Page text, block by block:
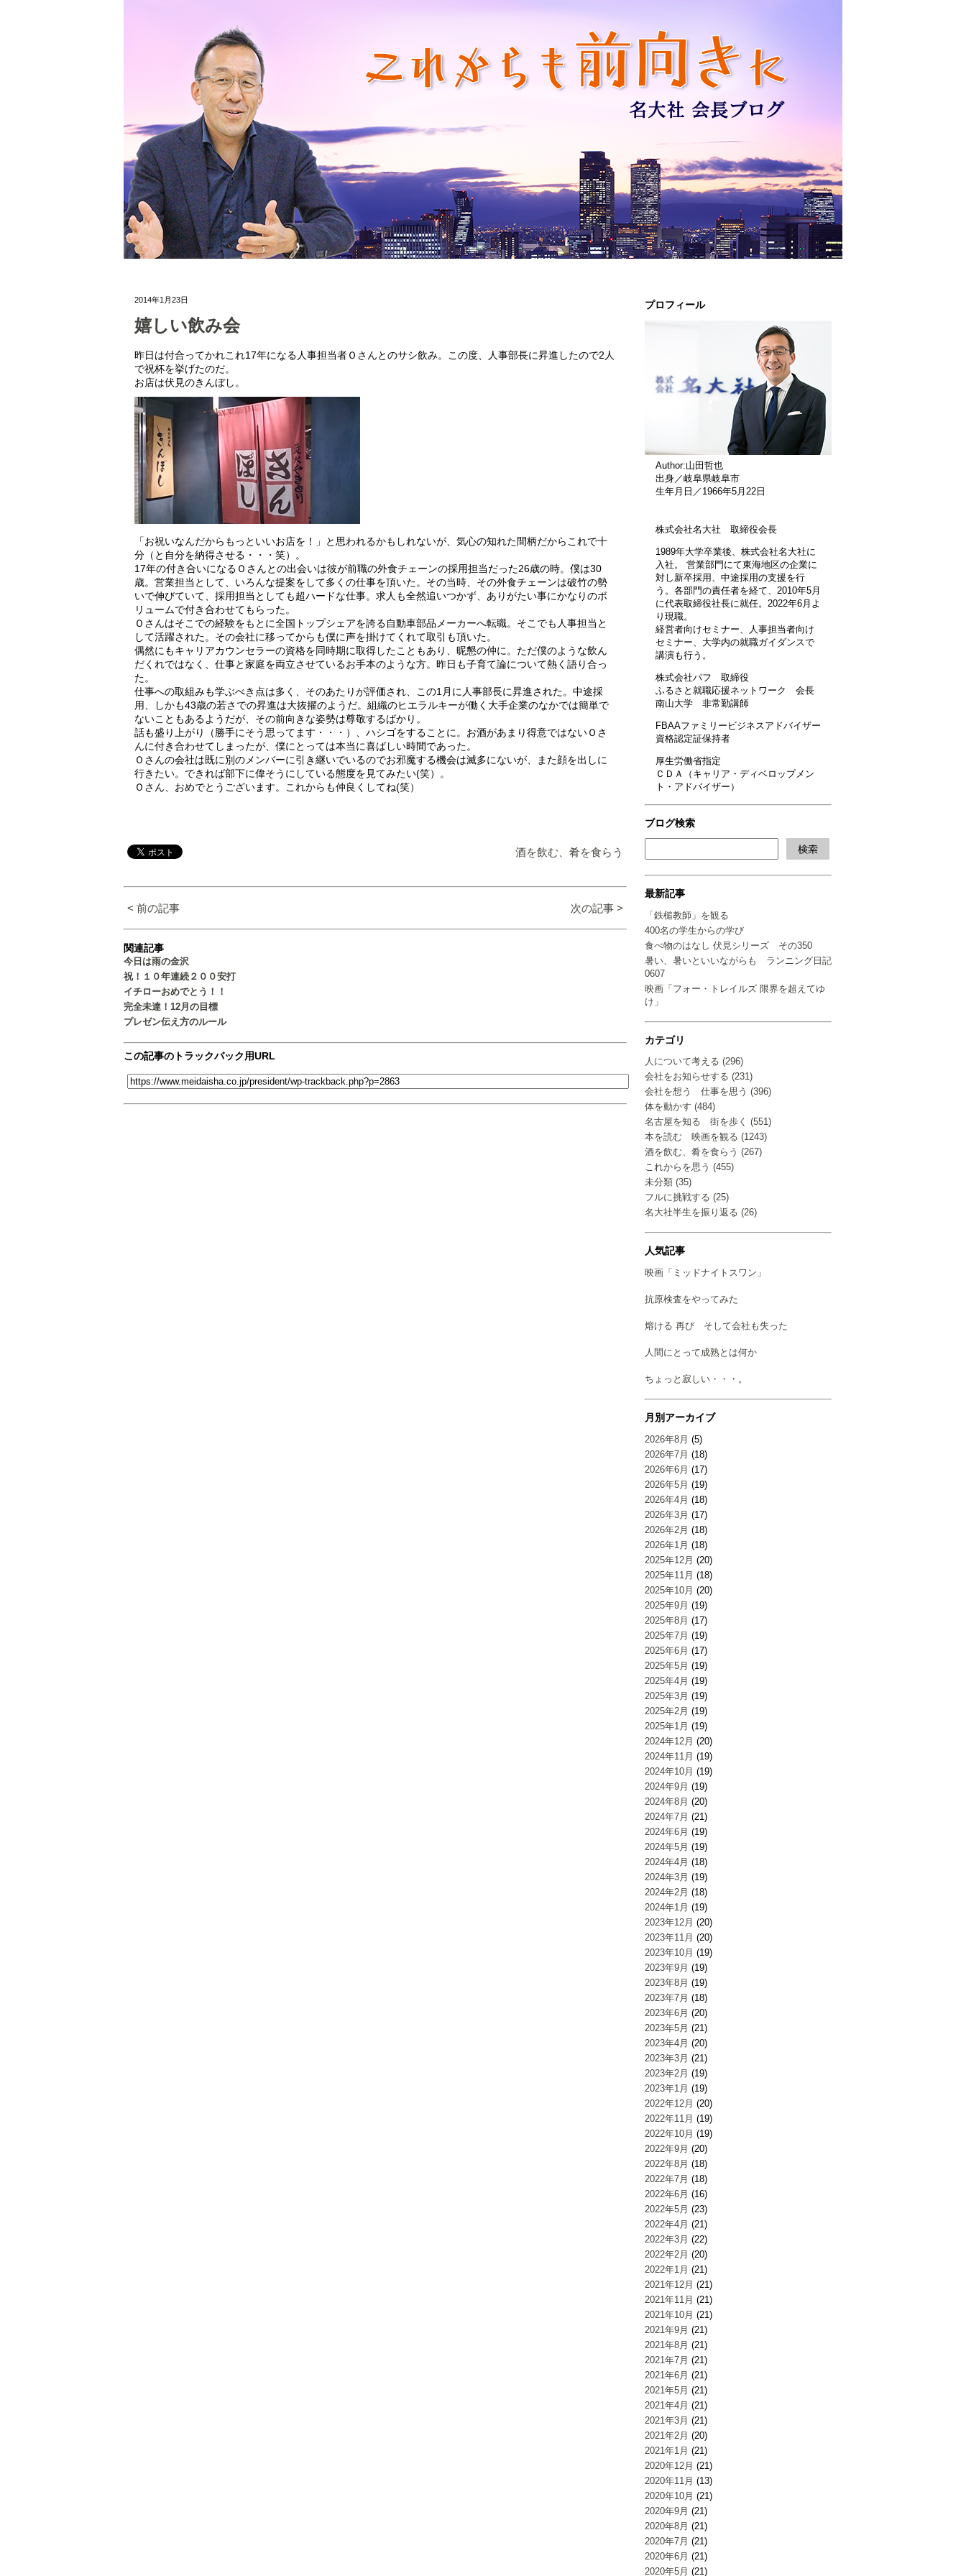
プロフィール
Author:山田哲也
出身／岐阜県岐阜市
生年月日／1966年5月22日
株式会社名大社 取締役会長
1989年大学卒業後、株式会社名大社に
入社。 営業部門にて東海地区の企業に
対し新卒採用、中途採用の支援を行
う。各部門の責任者を経て、2010年5月
に代表取締役社長に就任。2022年6月よ
り現職。
経営者向けセミナー、人事担当者向け
セミナー、大学内の就職ガイダンスで
講演も行う。
株式会社パフ 取締役
ふるさと就職応援ネットワーク 会長
南山大学 非常勤講師
FBAAファミリービジネスアドバイザー
資格認定証保持者
厚生労働省指定
ＣＤＡ（キャリア・ディベロップメン
ト・アドバイザー）
ブログ検索
最新記事
「鉄槌教師」を観る
400名の学生からの学び
食べ物のはなし 伏見シリーズ その350
暑い、暑いといいながらも ランニング日記
0607
映画「フォー・トレイルズ 限界を超えてゆ
け」
カテゴリ
人について考える (296)
会社をお知らせする (231)
会社を想う 仕事を思う (396)
体を動かす (484)
名古屋を知る 街を歩く (551)
本を読む 映画を観る (1243)
酒を飲む、肴を食らう (267)
これからを思う (455)
未分類 (35)
フルに挑戦する (25)
名大社半生を振り返る (26)
人気記事
映画「ミッドナイトスワン」
抗原検査をやってみた
熔ける 再び そして会社も失った
人間にとって成熟とは何か
ちょっと寂しい・・・。
月別アーカイブ
2026年8月 (5)
2026年7月 (18)
2026年6月 (17)
2026年5月 (19)
2026年4月 (18)
2026年3月 (17)
2026年2月 (18)
2026年1月 (18)
2025年12月 (20)
2025年11月 (18)
2025年10月 (20)
2025年9月 (19)
2025年8月 (17)
2025年7月 (19)
2025年6月 (17)
2025年5月 (19)
2025年4月 (19)
2025年3月 (19)
2025年2月 (19)
2025年1月 (19)
2024年12月 (20)
2024年11月 (19)
2024年10月 (19)
2024年9月 (19)
2024年8月 (20)
2024年7月 (21)
2024年6月 (19)
2024年5月 (19)
2024年4月 (18)
2024年3月 (19)
2024年2月 (18)
2024年1月 (19)
2023年12月 (20)
2023年11月 (20)
2023年10月 (19)
2023年9月 (19)
2023年8月 (19)
2023年7月 (18)
2023年6月 (20)
2023年5月 (21)
2023年4月 (20)
2023年3月 (21)
2023年2月 (19)
2023年1月 (19)
2022年12月 (20)
2022年11月 (19)
2022年10月 (19)
2022年9月 (20)
2022年8月 (18)
2022年7月 (18)
2022年6月 (16)
2022年5月 (23)
2022年4月 (21)
2022年3月 (22)
2022年2月 (20)
2022年1月 (21)
2021年12月 (21)
2021年11月 (21)
2021年10月 (21)
2021年9月 (21)
2021年8月 (21)
2021年7月 (21)
2021年6月 (21)
2021年5月 (21)
2021年4月 (21)
2021年3月 (21)
2021年2月 (20)
2021年1月 (21)
2020年12月 (21)
2020年11月 (13)
2020年10月 (21)
2020年9月 (21)
2020年8月 (21)
2020年7月 (21)
2020年6月 (21)
2020年5月 (21)
2014年1月23日
嬉しい飲み会
昨日は付合ってかれこれ17年になる人事担当者Ｏさんとのサシ飲み。この度、人事部長に昇進したので2人
で祝杯を挙げたのだ。
お店は伏見のきんぼし。
「お祝いなんだからもっといいお店を！」と思われるかもしれないが、気心の知れた間柄だからこれで十
分（と自分を納得させる・・・笑）。
17年の付き合いになるＯさんとの出会いは彼が前職の外食チェーンの採用担当だった26歳の時。僕は30
歳。営業担当として、いろんな提案をして多くの仕事を頂いた。その当時、その外食チェーンは破竹の勢
いで伸びていて、採用担当としても超ハードな仕事。求人も全然追いつかず、ありがたい事にかなりのボ
リュームで付き合わせてもらった。
Ｏさんはそこでの経験をもとに全国トップシェアを誇る自動車部品メーカーへ転職。そこでも人事担当と
して活躍された。その会社に移ってからも僕に声を掛けてくれて取引も頂いた。
偶然にもキャリアカウンセラーの資格を同時期に取得したこともあり、昵懇の仲に。ただ僕のような飲ん
だくれではなく、仕事と家庭を両立させているお手本のような方。昨日も子育て論について熱く語り合っ
た。
仕事への取組みも学ぶべき点は多く、そのあたりが評価され、この1月に人事部長に昇進された。中途採
用、しかも43歳の若さでの昇進は大抜擢のようだ。組織のヒエラルキーが働く大手企業のなかでは簡単で
ないこともあるようだが、その前向きな姿勢は尊敬するばかり。
話も盛り上がり（勝手にそう思ってます・・・）、ハシゴをすることに。お酒があまり得意ではないＯさ
んに付き合わせてしまったが、僕にとっては本当に喜ばしい時間であった。
Ｏさんの会社は既に別のメンバーに引き継いでいるのでお邪魔する機会は滅多にないが、また顔を出しに
行きたい。できれば部下に偉そうにしている態度を見てみたい(笑）。
Ｏさん、おめでとうございます。これからも仲良くしてね(笑）
酒を飲む、肴を食らう
< 前の記事 次の記事 >
関連記事
今日は雨の金沢
祝！１０年連続２００安打
イチローおめでとう！！
完全未達！12月の目標
プレゼン伝え方のルール
この記事のトラックバック用URL